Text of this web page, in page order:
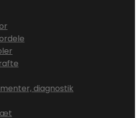
diagnostik